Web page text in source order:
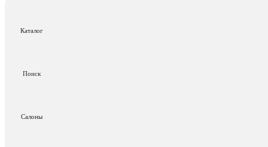
Каталог
Поиск
Салоны